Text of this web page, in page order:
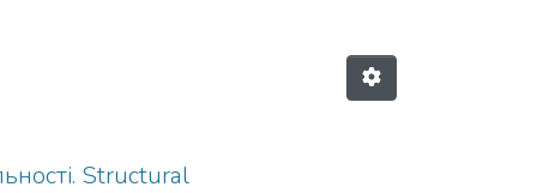
Structural